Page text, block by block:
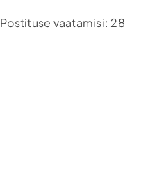
Postituse vaatamisi: 28